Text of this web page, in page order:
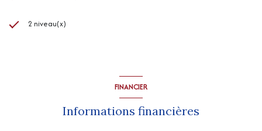
2 niveau(x)
FINANCIER
Informations financières